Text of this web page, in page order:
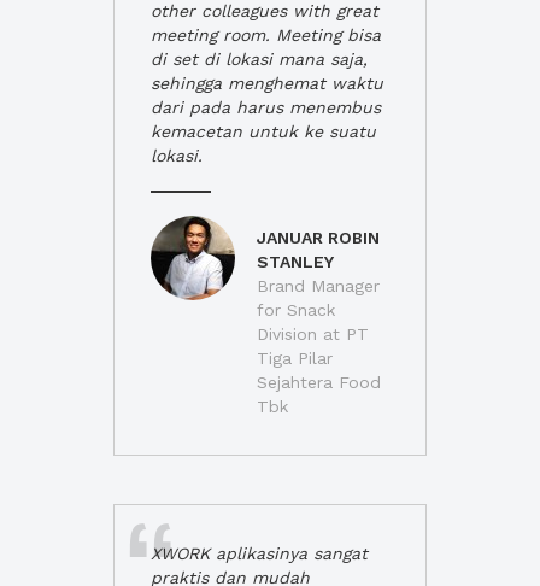
other colleagues with great
meeting room. Meeting bisa
di set di lokasi mana saja,
sehingga menghemat waktu
dari pada harus menembus
kemacetan untuk ke suatu
lokasi.
JANUAR ROBIN
STANLEY
Brand Manager
for Snack
Division at PT
Tiga Pilar
Sejahtera Food
Tbk
XWORK aplikasinya sangat
praktis dan mudah